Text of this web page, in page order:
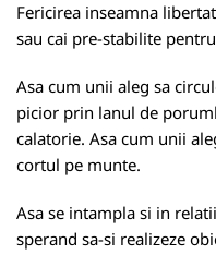
Fericirea inseamna
sau cai pre-stabilite
Asa cum unii aleg sa
picior prin lanul de
calatorie. Asa cum unii
cortul pe munte.
Asa se intampla si in
sperand sa-si realizeze